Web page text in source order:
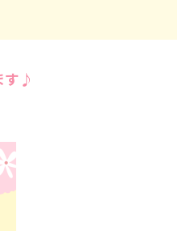
す♪